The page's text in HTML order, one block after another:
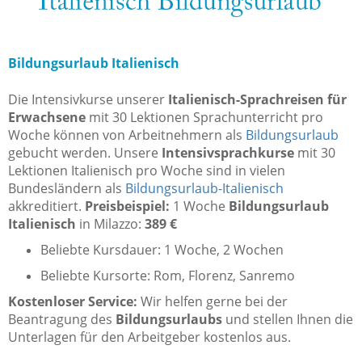
Bildungsurlaub Italienisch
Die Intensivkurse unserer Italienisch-Sprachreisen für
Erwachsene mit 30 Lektionen Sprachunterricht pro
Woche können von Arbeitnehmern als Bildungsurlaub
gebucht werden. Unsere Intensivsprachkurse mit 30
Lektionen Italienisch pro Woche sind in vielen
Bundesländern als Bildungsurlaub-Italienisch
akkreditiert. Preisbeispiel: 1 Woche Bildungsurlaub
Italienisch in Milazzo: 389 €
Beliebte Kursdauer: 1 Woche, 2 Wochen
Beliebte Kursorte: Rom, Florenz, Sanremo
Kostenloser Service: Wir helfen gerne bei der
Beantragung des Bildungsurlaubs und stellen Ihnen die
Unterlagen für den Arbeitgeber kostenlos aus.